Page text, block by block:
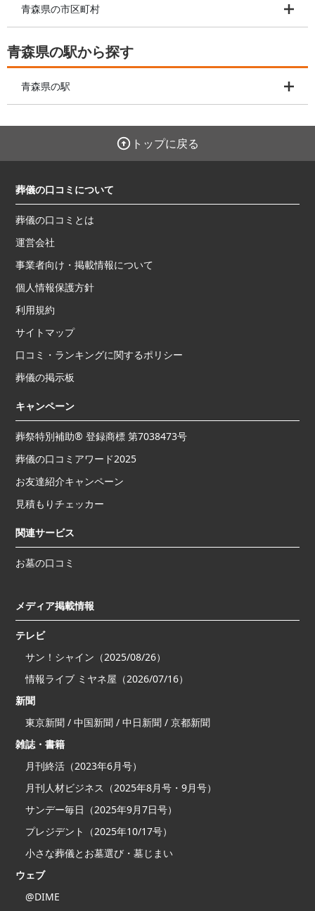
青森県の市区町村
青森県の駅から探す
青森県の駅
トップに戻る
葬儀の口コミについて
葬儀の口コミとは
運営会社
事業者向け・掲載情報について
個人情報保護方針
利用規約
サイトマップ
口コミ・ランキングに関するポリシー
葬儀の掲示板
キャンペーン
葬祭特別補助® 登録商標 第7038473号
葬儀の口コミアワード2025
お友達紹介キャンペーン
見積もりチェッカー
関連サービス
お墓の口コミ
メディア掲載情報
テレビ
サン！シャイン（2025/08/26）
情報ライブ ミヤネ屋（2026/07/16）
新聞
東京新聞 / 中国新聞 / 中日新聞 / 京都新聞
雑誌・書籍
月刊終活（2023年6月号）
月刊人材ビジネス（2025年8月号・9月号）
サンデー毎日（2025年9月7日号）
プレジデント（2025年10/17号）
小さな葬儀とお墓選び・墓じまい
ウェブ
@DIME